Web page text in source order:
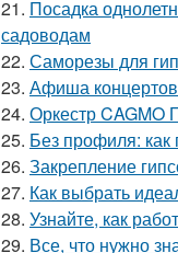
21. Посадка
садоводам
22. Саморезы для
23. Афиша
24. Оркестр CAGMO
25. Без профиля: как
26. Закрепление
27. Как выбрать
28. Узнайте, как
29. Все, что нужно